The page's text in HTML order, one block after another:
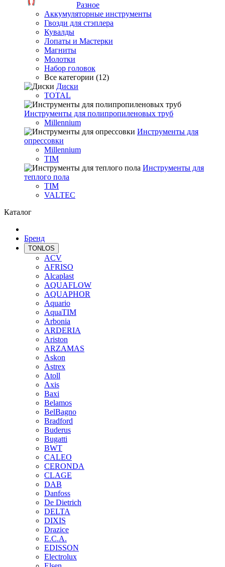
Разное
Аккумуляторные инструменты
Гвозди для стэплера
Кувалды
Лопаты и Мастерки
Магниты
Молотки
Набор головок
Все категории (12)
Диски
TOTAL
Инструменты для полипропиленовых труб
Millennium
Инструменты для
опрессовки
Millennium
TIM
Инструменты для
теплого пола
TIM
VALTEC
Каталог
Бренд
TONLOS
ACV
AFRISO
Alcaplast
AQUAFLOW
AQUAPHOR
Aquario
AquaTIM
Arbonia
ARDERIA
Ariston
ARZAMAS
Askon
Astrex
Atoll
Axis
Baxi
Belamos
BelBagno
Bradford
Buderus
Bugatti
BWT
CALEO
CERONDA
CLAGE
DAB
Danfoss
De Dietrich
DELTA
DIXIS
Drazice
E.C.A.
EDISSON
Electrolux